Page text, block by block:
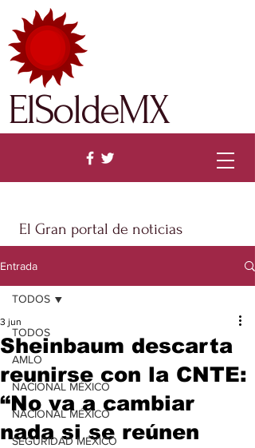
El Gran portal de noticias
ElSoldeMX
Entrada
TODOS
AMLO
NACIONAL MÉXICO
NACIONAL MÉXICO
SEGURIDAD MÉXICO
TODOS
Sheinbaum descarta
reunirse con la CNTE:
“No va a cambiar
nada si se reúnen
3 jun